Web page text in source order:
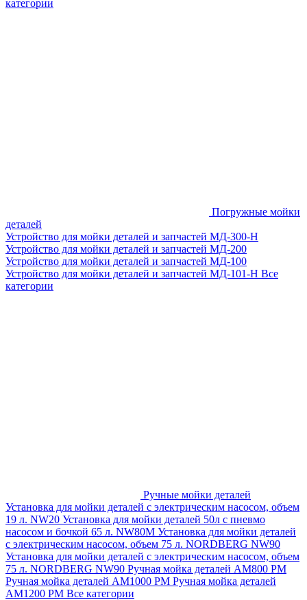
категории
Погружные мойки
деталей
Устройство для мойки деталей и запчастей МД-300-H
Устройство для мойки деталей и запчастей МД-200
Устройство для мойки деталей и запчастей МД-100
Устройство для мойки деталей и запчастей МД-101-Н Все
категории
Ручные мойки деталей
Установка для мойки деталей с электрическим насосом, объем
19 л. NW20 Установка для мойки деталей 50л с пневмо
насосом и бочкой 65 л. NW80M Установка для мойки деталей
с электрическим насосом, объем 75 л. NORDBERG NW90
Установка для мойки деталей с электрическим насосом, объем
75 л. NORDBERG NW90 Ручная мойка деталей АМ800 РМ
Ручная мойка деталей АМ1000 РМ Ручная мойка деталей
АМ1200 РМ Все категории